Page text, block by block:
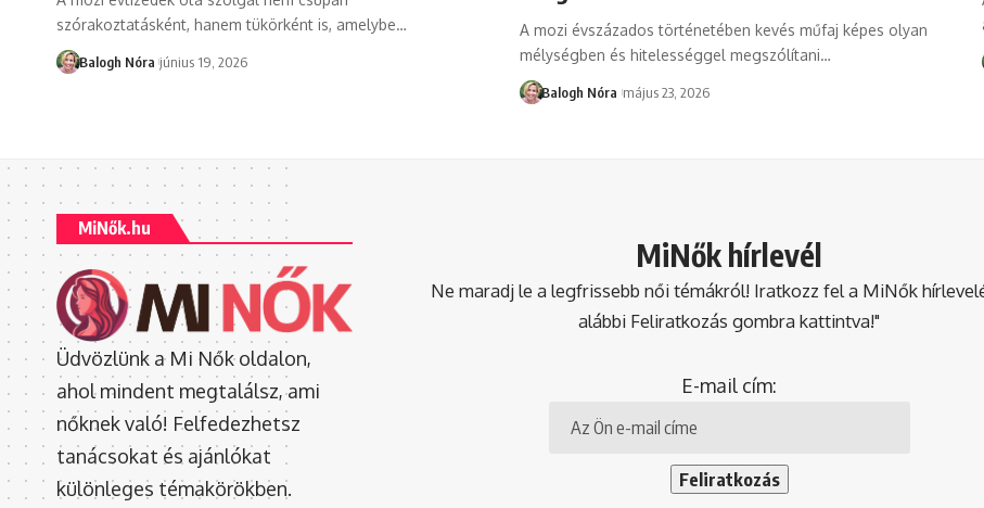
szórakoztatásként, hanem tükörként is, amelybe…
Balogh Nóra június 19, 2026
A mozi évszázados történetében kevés műfaj képes olyan
mélységben és hitelességgel megszólítani…
Balogh Nóra május 23, 2026
MiNők.hu
Üdvözlünk a Mi Nők oldalon,
ahol mindent megtalálsz, ami
nőknek való! Felfedezhetsz
tanácsokat és ajánlókat
különleges témakörökben.
MiNők hírlevél
Ne maradj le a legfrissebb női témákról! Iratkozz fel a MiNők
alábbi Feliratkozás gombra kattintva!"
E-mail cím: